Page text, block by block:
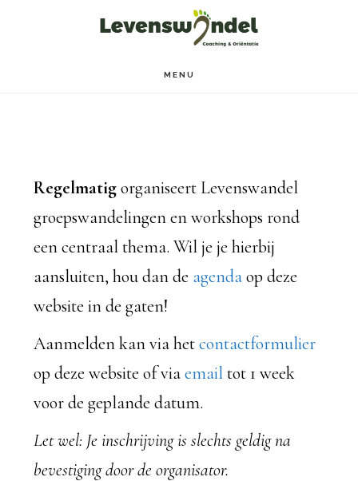
MENU
Regelmatigorganiseert Levenswandel
groepswandelingen en workshops rond
een centraal thema. Wil je je hierbij
aansluiten, hou dan de agendaop deze
website in de gaten!
Aanmelden kan via hetcontactformulier
op deze website of viaemailtot 1 week
voor de geplande datum.
Let wel: Je inschrijving is slechts geldig na
bevestiging door de organisator.